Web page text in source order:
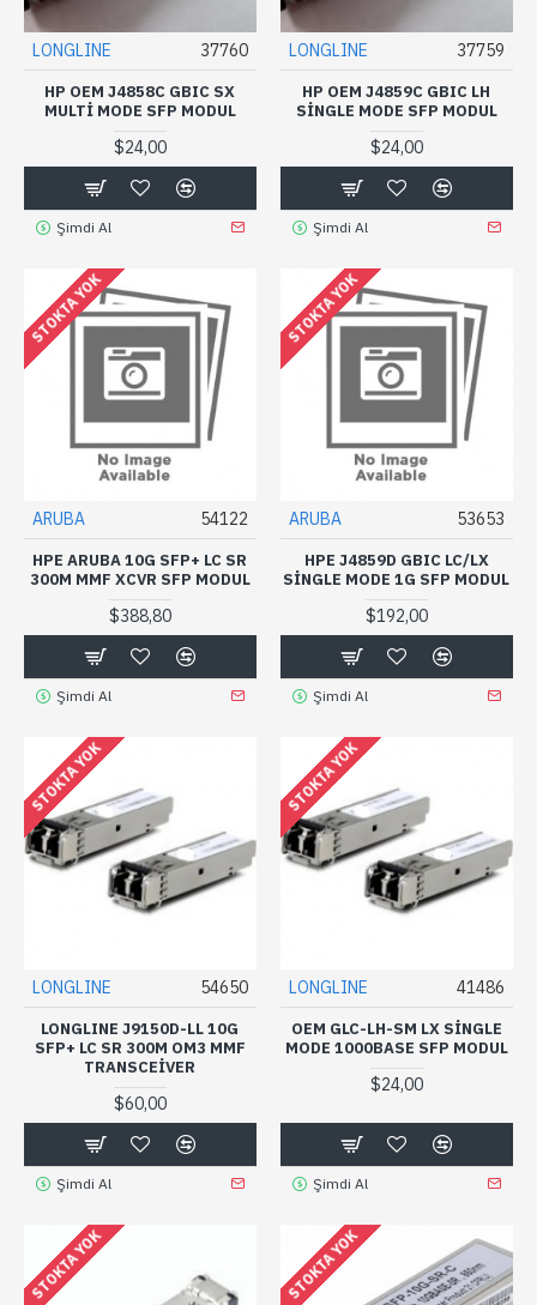
LONGLINE 37760
HP OEM J4858C GBIC SX
MULTI MODE SFP MODUL
$24,00
Şimdi Al
LONGLINE 37759
HP OEM J4859C GBIC LH
SINGLE MODE SFP MODUL
$24,00
Şimdi Al
STOKTA YOK
ARUBA 54122
HPE ARUBA 10G SFP+ LC SR
300M MMF XCVR SFP MODUL
$388,80
Şimdi Al
STOKTA YOK
ARUBA 53653
HPE J4859D GBIC LC/LX
SINGLE MODE 1G SFP MODUL
$192,00
Şimdi Al
STOKTA YOK
LONGLINE 54650
LONGLINE J9150D-LL 10G
SFP+ LC SR 300M OM3 MMF
TRANSCEIVER
$60,00
Şimdi Al
STOKTA YOK
LONGLINE 41486
OEM GLC-LH-SM LX SINGLE
MODE 1000BASE SFP MODUL
$24,00
Şimdi Al
STOKTA YOK STOKTA YOK